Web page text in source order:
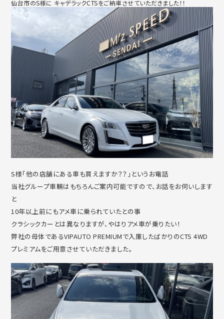
仙台市のS様に キャデラックCTSをご納車させていただきました！！
S様「他の店舗にある車も買えますか？？」というお電話
当社グループ車輛はもちろんご案内可能ですので、お話をお伺いします
と
10年以上前にもアメ車に乗られていたとの事
クラシックカーとは異なりますが、やはりアメ車が乗りたい！
弊社の母体であるVIPAUTO PREMIUMで入庫したばかりのCTS 4WD
プレミアムをご用意させていただきました。